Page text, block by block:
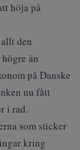
höja på
den
än
på Danske
nu fått
i rad.
som sticker
kring